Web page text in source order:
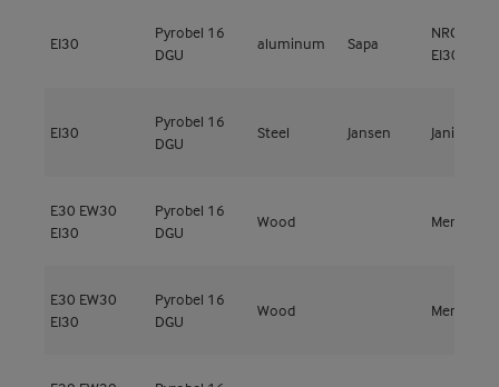
EI30
Pyrobel 16
DGU
aluminum Sapa
NRGY 52
EI30
EI30
Pyrobel 16
DGU
Steel Jansen Janisol 2
E30 EW30
EI30
Pyrobel 16
DGU
Wood Meranti
E30 EW30
EI30
Pyrobel 16
DGU
Wood Meranti